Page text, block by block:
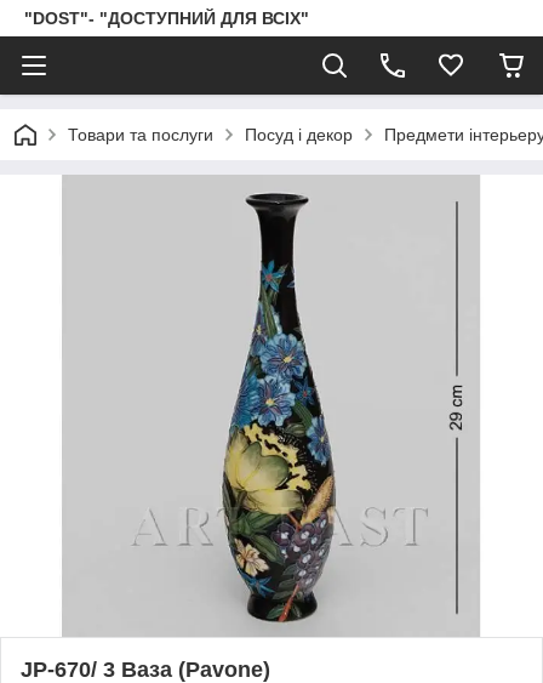
"DOST"- "ДОСТУПНИЙ ДЛЯ ВСІХ"
Товари та послуги Посуд і декор Предмети
JP-670/ 3 Ваза (Pavone)